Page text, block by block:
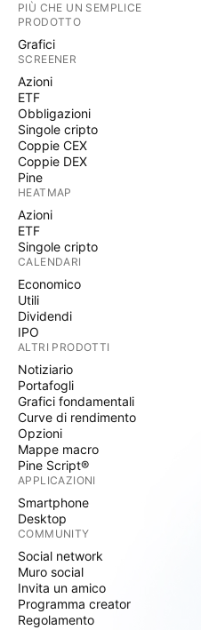
PIÙ CHE UN SEMPLICE
PRODOTTO
Grafici
SCREENER
Azioni
ETF
Obbligazioni
Singole cripto
Coppie CEX
Coppie DEX
Pine
HEATMAP
Azioni
ETF
Singole cripto
CALENDARI
Economico
Utili
Dividendi
IPO
ALTRI PRODOTTI
Notiziario
Portafogli
Grafici fondamentali
Curve di rendimento
Opzioni
Mappe macro
Pine Script®
APPLICAZIONI
Smartphone
Desktop
COMMUNITY
Social network
Muro social
Invita un amico
Programma creator
Regolamento